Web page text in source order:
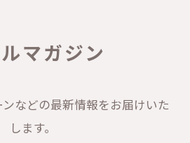
マガジン
などの最新情報をお届けいた
します。